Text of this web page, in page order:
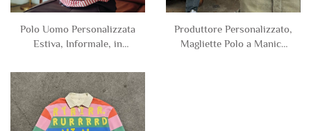
Polo Uomo Personalizzata
Estiva, Informale, in
Manica Corta, a Righe,
con Cerniera, per Uomo
Produttore Personalizzato,
Magliette Polo a Manica